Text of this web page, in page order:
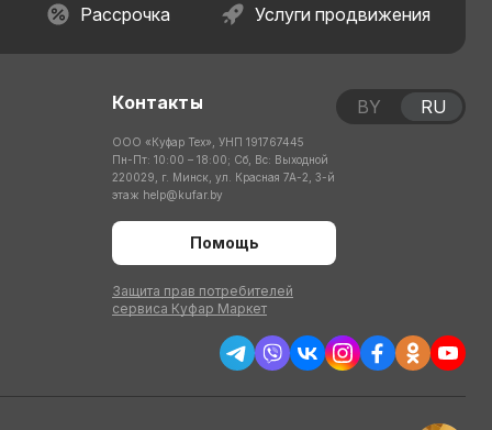
Рассрочка Услуги продвижения
Контакты
ООО «Куфар Тех», УНП 191767445
Пн-Пт: 10:00 – 18:00; Сб, Вс: Выходной
220029, г. Минск, ул. Красная 7А-2, 3-й
этаж help@kufar.by
Помощь
Защита прав потребителей
сервиса Куфар Маркет
BY RU